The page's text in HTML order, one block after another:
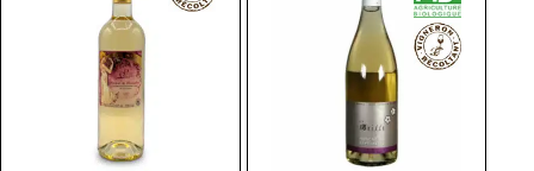
Macération
Joia
-
2022
-
75
cl
Muscat
de
Rivesaltes
-
2025
75
cl